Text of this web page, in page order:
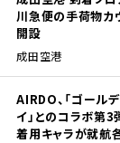
川急便の手荷物カ
開設
成田空港
AIRDO、「ゴール
イ」とのコラボ第3
着用キャラが就航